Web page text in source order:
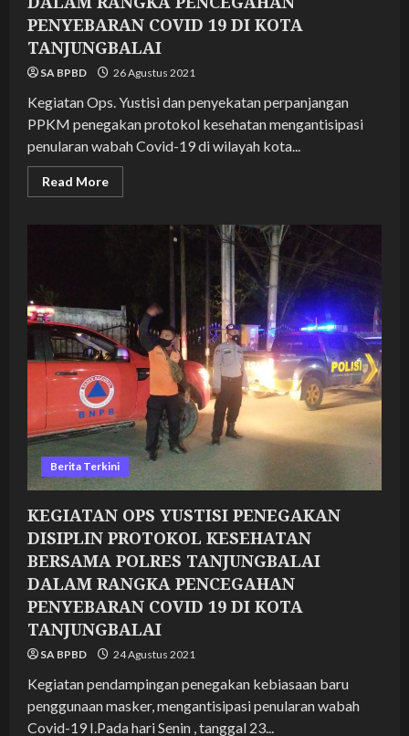
PENYEBARAN COVID 19 DI KOTA
TANJUNGBALAI
SA BPBD 26 Agustus 2021
Kegiatan Ops. Yustisi dan penyekatan perpanjangan
PPKM penegakan protokol kesehatan mengantisipasi
penularan wabah Covid-19 di wilayah kota...
Read MoreRead
more
BERSAMA
POLRES
TANJUNGBALAI
DALAM
RANGKA
PENCEGAHAN
PENYEBARAN
COVID
19
DI
KOTA
TANJUNGBALAI
Berita Terkini
KEGIATAN OPS YUSTISI PENEGAKAN
DISIPLIN PROTOKOL KESEHATAN
BERSAMA POLRES TANJUNGBALAI
DALAM RANGKA PENCEGAHAN
PENYEBARAN COVID 19 DI KOTA
TANJUNGBALAI
SA BPBD 24 Agustus 2021
Kegiatan pendampingan penegakan kebiasaan baru
penggunaan masker, mengantisipasi penularan wabah
Covid-19 I.Pada hari Senin , tanggal 23...